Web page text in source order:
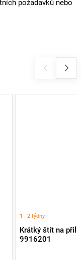
Krátký štít na
9916201
1 - 2 týdny
požadavků nebo